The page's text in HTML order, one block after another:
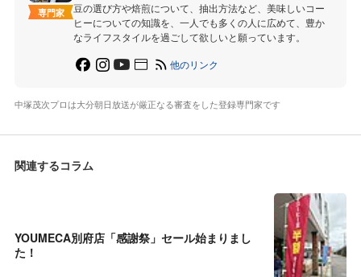
専門家
豆の選び方や焙煎について、抽出方法など、美味しいコー
ヒーについての知識を、一人でも多くの人に広めて、豊か
なライフスタイルを過ごして欲しいと願っています。
他のリンク
中塚茂次プロは大分朝日放送が厳正なる審査をした登録専門家です
関連するコラム
YOUMECA別府店「感謝祭」セール始まりまし
た！